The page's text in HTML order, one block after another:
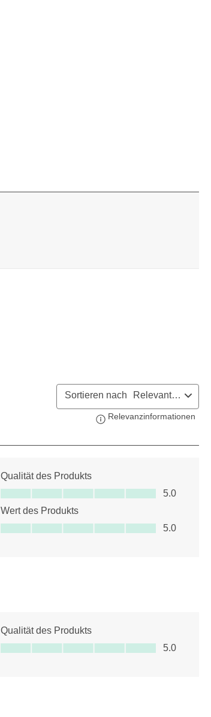
Sortieren nach Relevanteste
Relevanzinformationen
Qualität des Produkts
Qualität des Produkts, 5.0 von 5
5.0
Wert des Produkts
Wert des Produkts, 5.0 von 5
5.0
Qualität des Produkts
Qualität des Produkts, 5.0 von 5
5.0